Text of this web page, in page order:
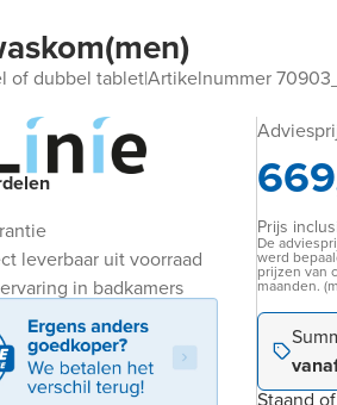
of dubbel tablet|Artikelnummer
leverbaar uit voorraad
in badkamers
Prijs
De
werd
prijzen van
maanden.